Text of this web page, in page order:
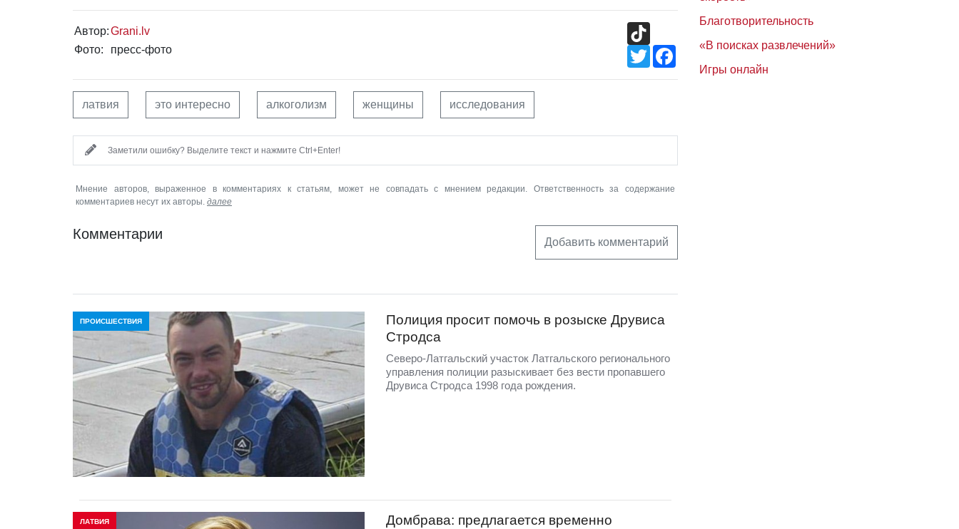
Автор:Grani.lv
Фото:
пресс-фото
TikTok
TwitterFacebook
латвия это интересно алкоголизм женщины исследования
Заметили ошибку? Выделите текст и нажмите Ctrl+Enter!
Мнение авторов, выраженное в комментариях к статьям, может не совпадать с мнением редакции. Ответственность за содержание
комментариев несут их авторы. далее
Комментарии
Добавить комментарий
ПРОИСШЕСТВИЯ
Полиция просит помочь в розыске Друвиса
Стродса
Северо-Латгальский участок Латгальского регионального
управления полиции разыскивает без вести пропавшего
Друвиса Стродса 1998 года рождения.
ЛАТВИЯ
Домбрава: предлагается временно
Благотворительность
«В поисках развлечений»
Игры онлайн